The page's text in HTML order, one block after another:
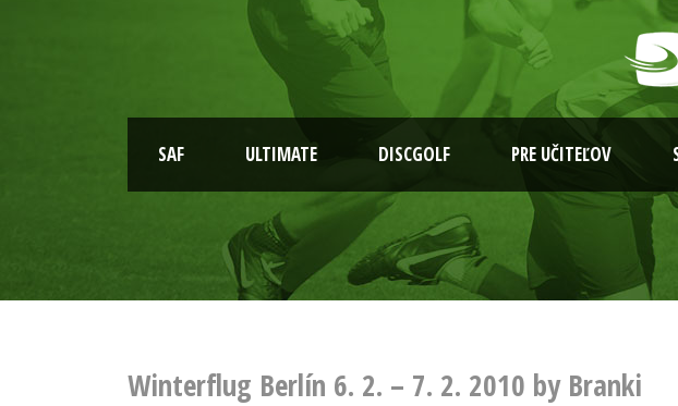
SAF ULTIMATE DISCGOLF PRE UČITEĽOV
Winterflug Berlín 6. 2. – 7. 2. 2010 by Branki